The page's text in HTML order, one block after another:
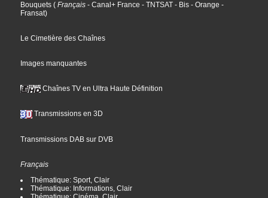
Bouquets ( Français - Canal+ France - TNTSAT - Bis - Orange -
Fransat)
Le Cimetière des Chaînes
Images manquantes
Chaînes TV en Ultra Haute Définition
Transmissions en 3D
Transmissions DAB sur DVB
Français
Thématique: Sport, Clair
Thématique: Informations, Clair